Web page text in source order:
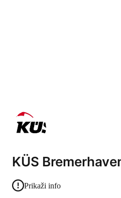
KÜS
Prikaži info